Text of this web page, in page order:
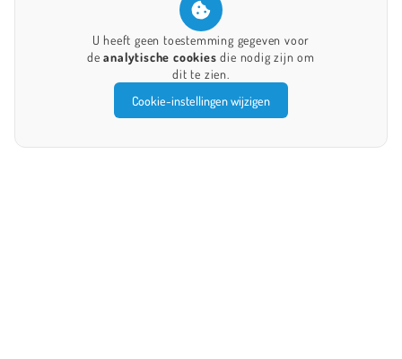
U heeft geen toestemming gegeven voor
deanalytische cookies die nodig zijn om
dit te zien.
Cookie-instellingen wijzigen